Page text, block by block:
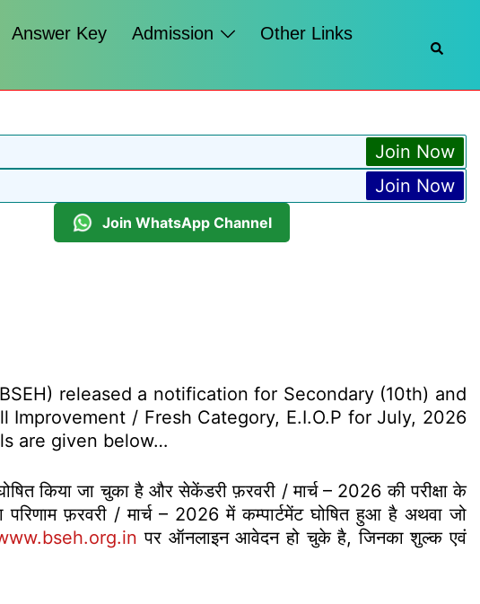
Answer Key Admission
Other Links
Join Now
Join Now
Join WhatsApp Channel
released a notification for Secondary (10th) and
/ Fresh Category, E.I.O.P for July, 2026
are given below…
किया जा चुका है और सेकेंडरी फ़रवरी / मार्च – 2026 की परीक्षा के
परिणाम फ़रवरी / मार्च – 2026 में कम्पार्टमेंट घोषित हुआ है अथवा जो
पर ऑनलाइन आवेदन हो चुके है, जिनका शुल्क एवं